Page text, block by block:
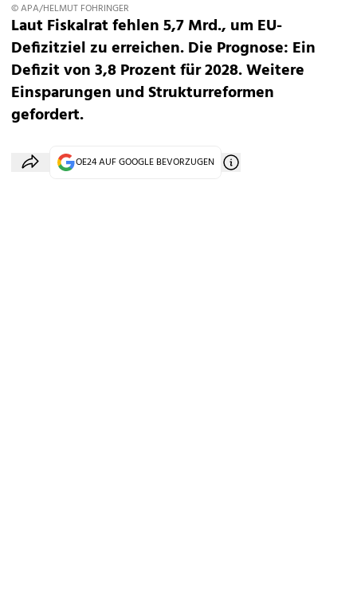
© APA/HELMUT FOHRINGER
Laut Fiskalrat fehlen 5,7 Mrd., um EU-
Defizitziel zu erreichen. Die Prognose: Ein
Defizit von 3,8 Prozent für 2028. Weitere
Einsparungen und Strukturreformen
gefordert.
OE24 AUF GOOGLE BEVORZUGEN